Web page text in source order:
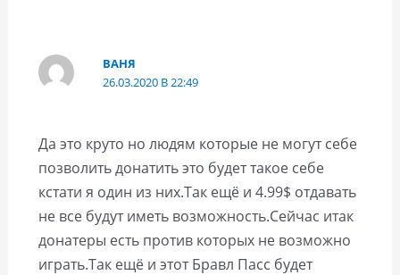
ВАНЯ
26.03.2020 В 22:49
Да это круто но людям которые не могут себе
позволить донатить это будет такое себе
кстати я один из них.Так ещё и 4.99$ отдавать
не все будут иметь возможность.Сейчас итак
донатеры есть против которых не возможно
играть.Так ещё и этот Бравл Пасс будет